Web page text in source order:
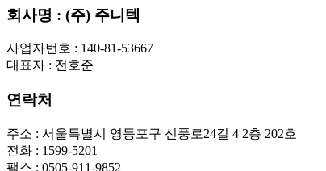
회사명 : (주) 주니텍
사업자번호 : 140-81-53667
대표자 : 전호준
연락처
주소 : 서울특별시 영등포구 신풍로24길 4 2층 202호
전화 : 1599-5201
팩스 : 0505-911-9852